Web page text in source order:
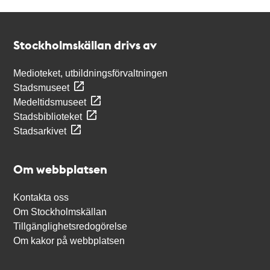
Stockholmskällan drivs av
Medioteket, utbildningsförvaltningen
Stadsmuseet
Medeltidsmuseet
Stadsbiblioteket
Stadsarkivet
Om webbplatsen
Kontakta oss
Om Stockholmskällan
Tillgänglighetsredogörelse
Om kakor på webbplatsen